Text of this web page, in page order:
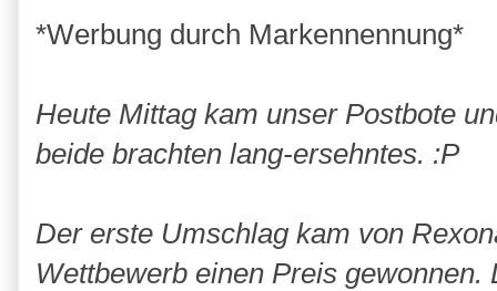
*Werbung durch Markennennung*
Heute Mittag kam unser Postbote
beide brachten lang-ersehntes. :P
Der erste Umschlag kam von
Wettbewerb einen Preis